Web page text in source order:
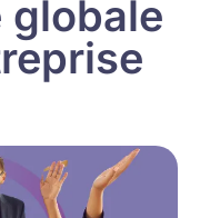
globale